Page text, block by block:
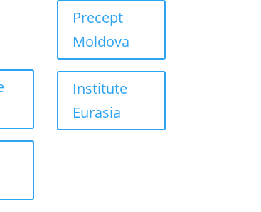
Precept
Moldova
Institute
Eurasia